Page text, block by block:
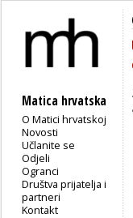
Matica hrvatska
O Matici hrvatskoj
Novosti
Učlanite se
Odjeli
Ogranci
Društva prijatelja i
partneri
Kontakt